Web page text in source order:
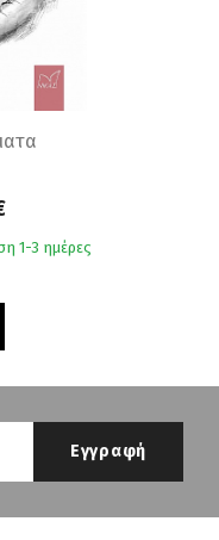
1-3 ημέρες
Εγγραφή